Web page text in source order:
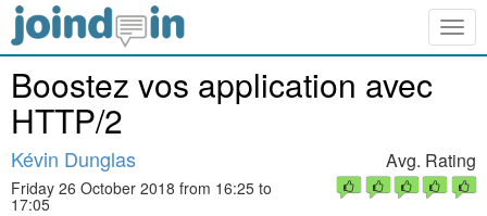
Boostez vos application avec
HTTP/2
Kévin Dunglas
Friday 26 October 2018 from 16:25 to
17:05
Avg. Rating